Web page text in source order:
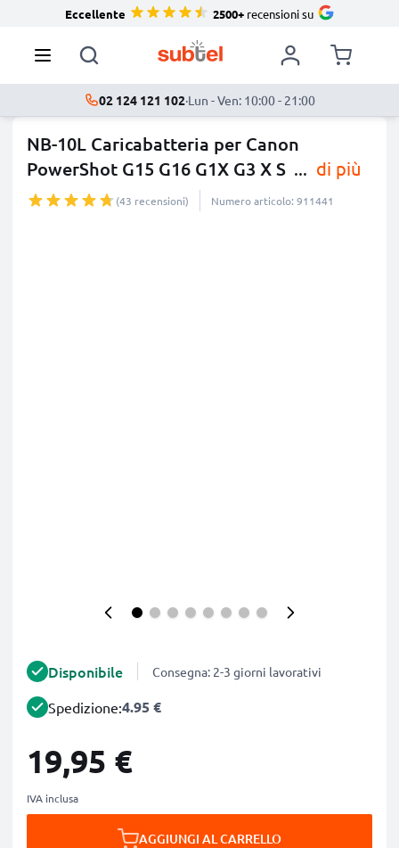
Eccellente 2500+recensioni su
02 124 121 102·Lun - Ven: 10:00 - 21:00
NB-10L Caricabatteria per Canon
PowerShot G15 G16 G1X G3 X S ... di più
(43 recensioni) Numero articolo: 911441
Disponibile Consegna: 2-3 giorni lavorativi
Spedizione:4.95 €
19,95 €
IVA inclusa
AGGIUNGI AL CARRELLO